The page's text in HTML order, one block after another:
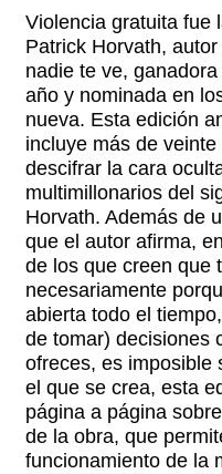
Violencia gratuita fue
Patrick Horvath,
nadie te ve,
año y nominada en
nueva. Esta edición
incluye más de
descifrar la cara
multimillonarios del
Horvath. Además de
que el autor afirma,
de los que creen que
necesariamente
abierta todo el
de tomar) decisiones
ofreces, es imposible
el que se crea, esta
página a página
de la obra, que
funcionamiento de la